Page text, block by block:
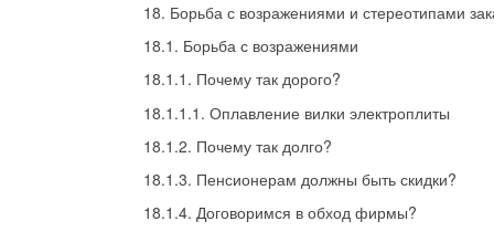
18. Борьба с возражениями и стереотипами
18.1. Борьба с возражениями
18.1.1. Почему так дорого?
18.1.1.1. Оплавление вилки электроплиты
18.1.2. Почему так долго?
18.1.3. Пенсионерам должны быть скидки?
18.1.4. Договоримся в обход фирмы?